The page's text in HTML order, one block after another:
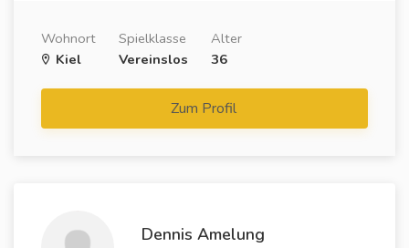
Wohnort
Kiel
Spielklasse
Vereinslos
Alter
36
Zum Profil
Dennis Amelung